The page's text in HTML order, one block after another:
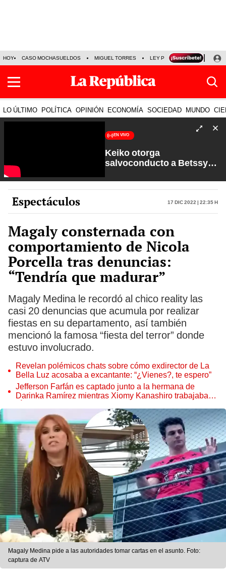
HOY CASO MOCHASUELDOS MIGUEL TORRES LEY PULPÍN PRECIO DEL
LO ÚLTIMO POLÍTICA OPINIÓN ECONOMÍA SOCIEDAD MUNDO
EN VIVO
Keiko otorga
salvoconducto a Betssy
Petroperú | Sin Guion con
Rosa María Palacios
Espectáculos 17 Dic 2022 | 22:35 h
Magaly consternada con
comportamiento de Nicola
Porcella tras denuncias:
“Tendría que madurar”
Magaly Medina le recordó al chico reality las
casi 20 denuncias que acumula por realizar
fiestas en su departamento, así también
mencionó la famosa “fiesta del terror” donde
estuvo involucrado.
Revelan polémicos chats sobre cómo exdirector de La
Bella Luz acosaba a excantante: “¿Vienes?, te espero”
Jefferson Farfán es captado junto a la hermana de
Darinka Ramírez mientras Xiomy Kanashiro trabajaba:
Magaly Medina pide a las autoridades tomar cartas en el asunto. Foto:
captura de ATV